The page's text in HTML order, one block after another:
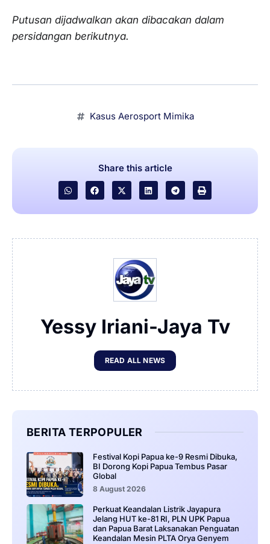
Putusan dijadwalkan akan dibacakan dalam
persidangan berikutnya.
Kasus Aerosport Mimika
Share this article
Yessy Iriani-Jaya Tv
READ ALL NEWS
BERITA TERPOPULER
Festival Kopi Papua ke-9 Resmi Dibuka,
BI Dorong Kopi Papua Tembus Pasar
Global
8 August 2026
Perkuat Keandalan Listrik Jayapura
Jelang HUT ke-81 RI, PLN UPK Papua
dan Papua Barat Laksanakan Penguatan
Keandalan Mesin PLTA Orya Genyem